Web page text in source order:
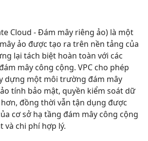
Cloud - Đám mây riêng ảo) là một
ảo được tạo ra trên nền tảng của
lại tách biệt hoàn toàn với các
mây công cộng. VPC cho phép
dựng một môi trường đám mây
tính bảo mật, quyền kiểm soát dữ
đồng thời vẫn tận dụng được
cơ sở hạ tầng đám mây công cộng
và chi phí hợp lý.